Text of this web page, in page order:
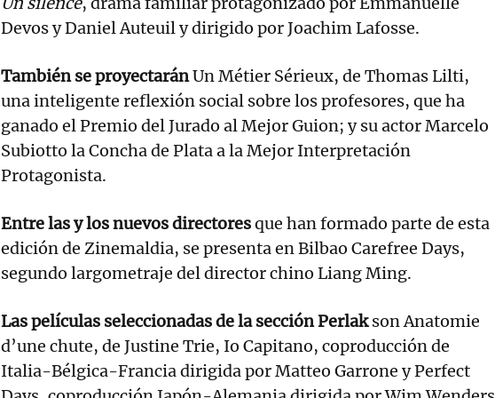
Devos y Daniel Auteuil y dirigido por Joachim Lafosse.
También se proyectaránUn Métier Sérieux, de Thomas Lilti,
una inteligente reflexión social sobre los profesores, que ha
ganado el Premio del Jurado al Mejor Guion; y su actor Marcelo
Subiotto la Concha de Plata a la Mejor Interpretación
Protagonista.
Entre las y los nuevos directoresque han formado parte de esta
edición de Zinemaldia, se presenta en Bilbao Carefree Days,
segundo largometraje del director chino Liang Ming.
Las películas seleccionadas de la sección Perlakson Anatomie
d’une chute, de Justine Trie, Io Capitano, coproducción de
Italia-Bélgica-Francia dirigida por Matteo Garrone y Perfect